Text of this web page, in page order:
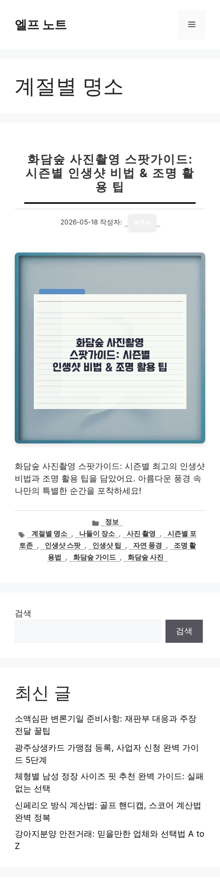
엘프 노트 메
계절별 명소
화담숲 사진촬영 스팟가이드:
시즌별 인생샷 비법 & 조명 활
용 팁
2026-05-18 작성자:
화담숲 사진촬영 스팟가이드: 시즌별 최고의 인생샷
비법과 조명 활용 팁을 담았어요. 아름다운 풍경 속
나만의 특별한 순간을 포착하세요!
카
테
고
리
정보
태
그
계절별 명소 , 나들이 장소 , 사진 촬영 ,
시즌별 포
토존 , 인생샷 스팟 , 인생샷 팁 , 자연 풍경 ,
조명 활
용법
, 화담숲 가이드 , 화담숲 사진
검색
검색
최신 글
소액심판 변론기일 준비사항: 재판부 대응과 주장
전달 꿀팁
광주상생카드 가맹점 등록, 사업자 신청 완벽 가이
드 5단계
체형별 남성 정장 사이즈 핏 추천 완벽 가이드: 실패
없는 선택
신페리오 방식 계산법: 골프 핸디캡, 스코어 계산법
완벽 정복
강아지분양 안전거래: 믿을만한 업체와 선택법 A to
Z